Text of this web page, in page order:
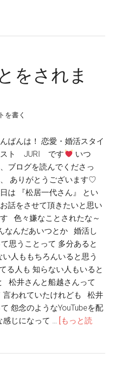
をされま
を書く
ばんは！ 恋愛・婚活スタイ
スト JURI です
いつ
ブログを読んでくださっ
ありがとうございます♡
は 『松居一代さん』 とい
話をさせて頂きたいと思い
色々嫌なことされたな～
なんだあいつとか 婚活し
思うことって 多分あると
人ももちろんいると思う
る人も 知らない人もいると
松井さんと船越さんって
言われていたけれども 松井
怨念のようなYouTubeを配
感じになって … [もっと読